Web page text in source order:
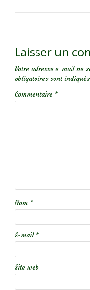
Laisser un
Votre adresse e-mail ne
obligatoires sont
Commentaire *
Nom *
E-mail *
Site web